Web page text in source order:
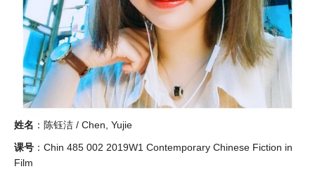
姓名 ：陈钰洁 / Chen, Yujie
课号 ：Chin 485 002 2019W1 Contemporary Chinese Fiction in
Film